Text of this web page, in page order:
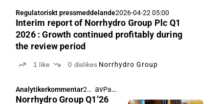
Regulatoriskt pressmeddelande2026-04-22 05:00
Interim report of Norrhydro Group Plc Q1
2026 : Growth continued profitably during
the review period
1 like 0 dislikes Norrhydro Group
Analytikerkommentar20
26-
av Pauli Lohi
Norrhydro Group Q1’26